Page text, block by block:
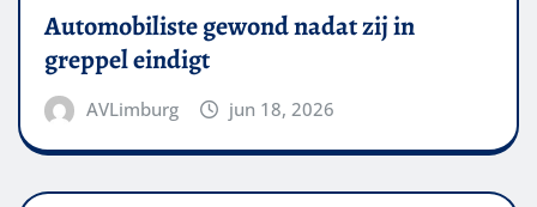
Automobiliste gewond nadat zij in
greppel eindigt
AVLimburg jun 18, 2026